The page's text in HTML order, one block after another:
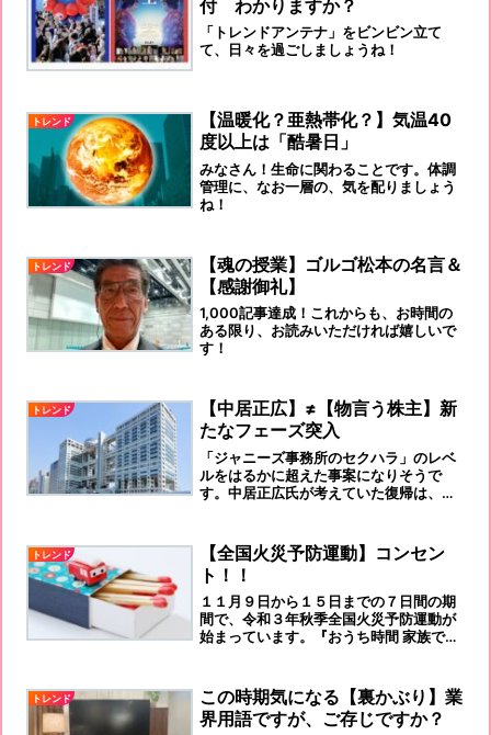
付 わかりますか？
「トレンドアンテナ」をビンビン立て
て、日々を過ごしましょうね！
トレンド
【温暖化？亜熱帯化？】気温40
度以上は「酷暑日」
みなさん！生命に関わることです。体調
管理に、なお一層の、気を配りましょう
ね！
トレンド
【魂の授業】ゴルゴ松本の名言＆
【感謝御礼】
1,000記事達成！これからも、お時間の
ある限り、お読みいただければ嬉しいで
す！
トレンド
【中居正広】≠【物言う株主】新
たなフェーズ突入
「ジャニーズ事務所のセクハラ」のレベ
ルをはるかに超えた事案になりそうで
す。中居正広氏が考えていた復帰は、し
トレンド
【全国火災予防運動】コンセン
ト！！
１１月９日から１５日までの７日間の期
間で、令和３年秋季全国火災予防運動が
始まっています。『おうち時間 家族で点
トレンド
この時期気になる【裏かぶり】業
界用語ですが、ご存じですか？